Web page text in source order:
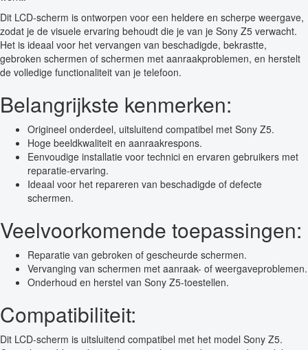
Dit LCD-scherm is ontworpen voor een heldere en scherpe weergave,
zodat je de visuele ervaring behoudt die je van je Sony Z5 verwacht.
Het is ideaal voor het vervangen van beschadigde, bekrastte,
gebroken schermen of schermen met aanraakproblemen, en herstelt
de volledige functionaliteit van je telefoon.
Belangrijkste kenmerken:
Origineel onderdeel, uitsluitend compatibel met Sony Z5.
Hoge beeldkwaliteit en aanraakrespons.
Eenvoudige installatie voor technici en ervaren gebruikers met
reparatie-ervaring.
Ideaal voor het repareren van beschadigde of defecte
schermen.
Veelvoorkomende toepassingen:
Reparatie van gebroken of gescheurde schermen.
Vervanging van schermen met aanraak- of weergaveproblemen.
Onderhoud en herstel van Sony Z5-toestellen.
Compatibiliteit:
Dit LCD-scherm is uitsluitend compatibel met het model Sony Z5.